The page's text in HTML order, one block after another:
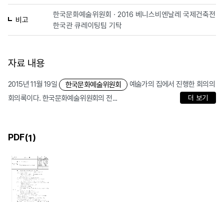
비고
한국문화예술위원회 · 2016 베니스비엔날레 국제건축전
한국관 큐레이팅팀 기탁
자료 내용
2015년 11월 19일 한국문화예술위원회
예술가의 집에서 진행한 회의의
회의록이다. 한국문화예술위원회의 전...
더 보기
PDF(1)